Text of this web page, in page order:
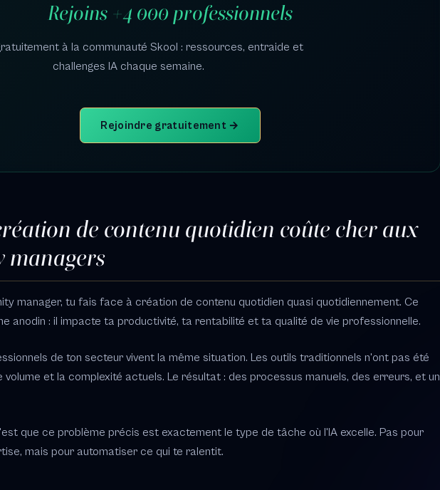
Rejoins +4 000 professionnels
à la communauté Skool : ressources, entraide et
challenges IA chaque semaine.
Rejoindre gratuitement →
de contenu quotidien coûte cher aux
managers
manager, tu fais face à création de contenu quotidien quasi quotidiennement. Ce
anodin : il impacte ta productivité, ta rentabilité et ta qualité de vie professionnelle.
de ton secteur vivent la même situation. Les outils traditionnels n'ont pas été
volume et la complexité actuels. Le résultat : des processus manuels, des erreurs, et un
que ce problème précis est exactement le type de tâche où l'IA excelle. Pas pour
mais pour automatiser ce qui te ralentit.